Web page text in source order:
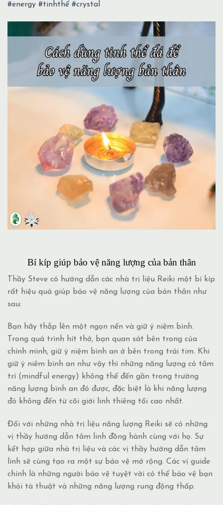
#energy #tinhthể #crystal
Bí kíp giúp bảo vệ năng lượng của bản thân
Thầy Steve có hướng dẫn các nhà trị liệu Reiki một bí kíp
rất hiệu quả giúp bảo vệ năng lượng của bản thân như
sau:
Bạn hãy thắp lên một ngọn nến và giữ ý niệm bình.
Trong quá trình hít thở, bạn quan sát bên trong của
chính mình, giữ ý niệm bình an ở bên trong trái tim. Khi
giữ ý niêm bình an như vậy thì những năng lượng có tâm
trí (mindful energy) không thể đến gần trong trường
năng lượng bình an đó được, đặc biệt là khi năng lượng
đó không đến từ cõi giới linh thiêng tối cao nhất.
Đối với những nhà trị liệu năng lượng Reiki sẽ có những
vị thầy hướng dẫn tâm linh đồng hành cùng với họ. Sự
kết hợp giữa nhà trị liệu và các vị thầy hướng dẫn tâm
linh sẽ cùng tạo ra một sự bảo vệ mở rộng. Các vị guide
chính là những người bảo vệ tuyệt vời có thể bảo vệ bạn
khỏi tà thuật và những năng lượng rung động thấp.